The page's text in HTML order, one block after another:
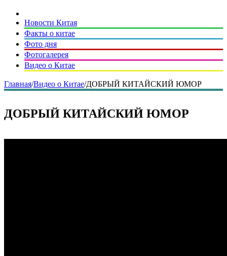
Новости Китая
Факты о китае
Фото дня
Фотогалерея
Видео о Китае
Главная/Видео о Китае/ДОБРЫЙ КИТАЙСКИЙ ЮМОР
ДОБРЫЙ КИТАЙСКИЙ ЮМОР